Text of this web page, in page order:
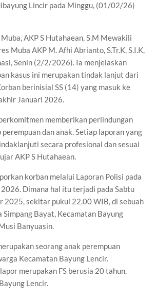
Lincir pada Minggu, (01/02/26)
AKP S Hutahaean, S.M Mewakili
Muba AKP M. Afhi Abrianto, S.Tr.K, S.I.K,
Senin (2/2/2026). Ia menjelaskan
kasus ini merupakan tindak lanjut dari
berinisial SS (14) yang masuk ke
Januari 2026.
memberikan perlindungan
dan anak. Setiap laporan yang
secara profesional dan sesuai
AKP S Hutahaean.
korban melalui Laporan Polisi pada
Dimana hal itu terjadi pada Sabtu
2025, sekitar pukul 22.00 WIB, di sebuah
Simpang Bayat, Kecamatan Bayung
Banyuasin.
seorang anak perempuan
Kecamatan Bayung Lencir.
merupakan FS berusia 20 tahun,
Lencir.